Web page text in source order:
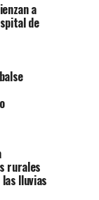
a
de
rurales
lluvias